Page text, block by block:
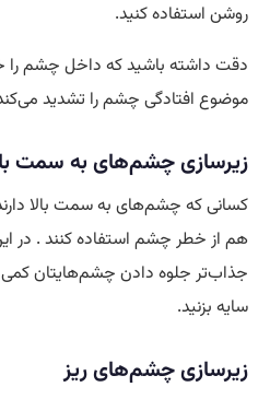
روشن استفاده کنید.
دقت داشته باشید که داخل چشم را
موضوع افتادگی چشم را تشدید
زیرسازی چشم‌های به سمت
کسانی که چشم‌های به سمت بالا
هم از خطر چشم استفاده کنند . در
جذاب‌تر جلوه دادن چشم‌هایتان کمی
سایه بزنید.
زیرسازی چشم‌های ریز